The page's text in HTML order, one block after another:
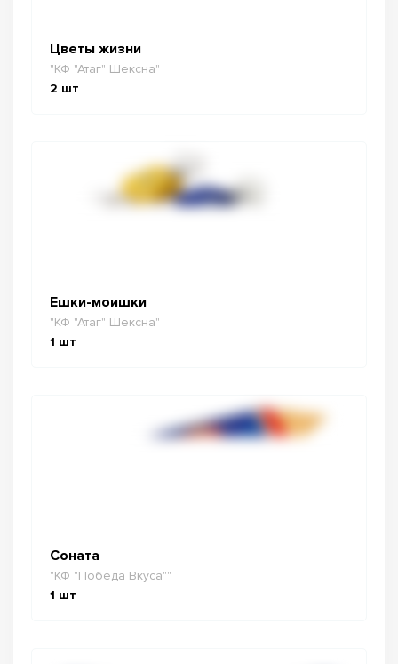
Цветы жизни
"КФ "Атаг" Шексна"
2 шт
Ешки-моишки
"КФ "Атаг" Шексна"
1 шт
Соната
"КФ "Победа Вкуса""
1 шт